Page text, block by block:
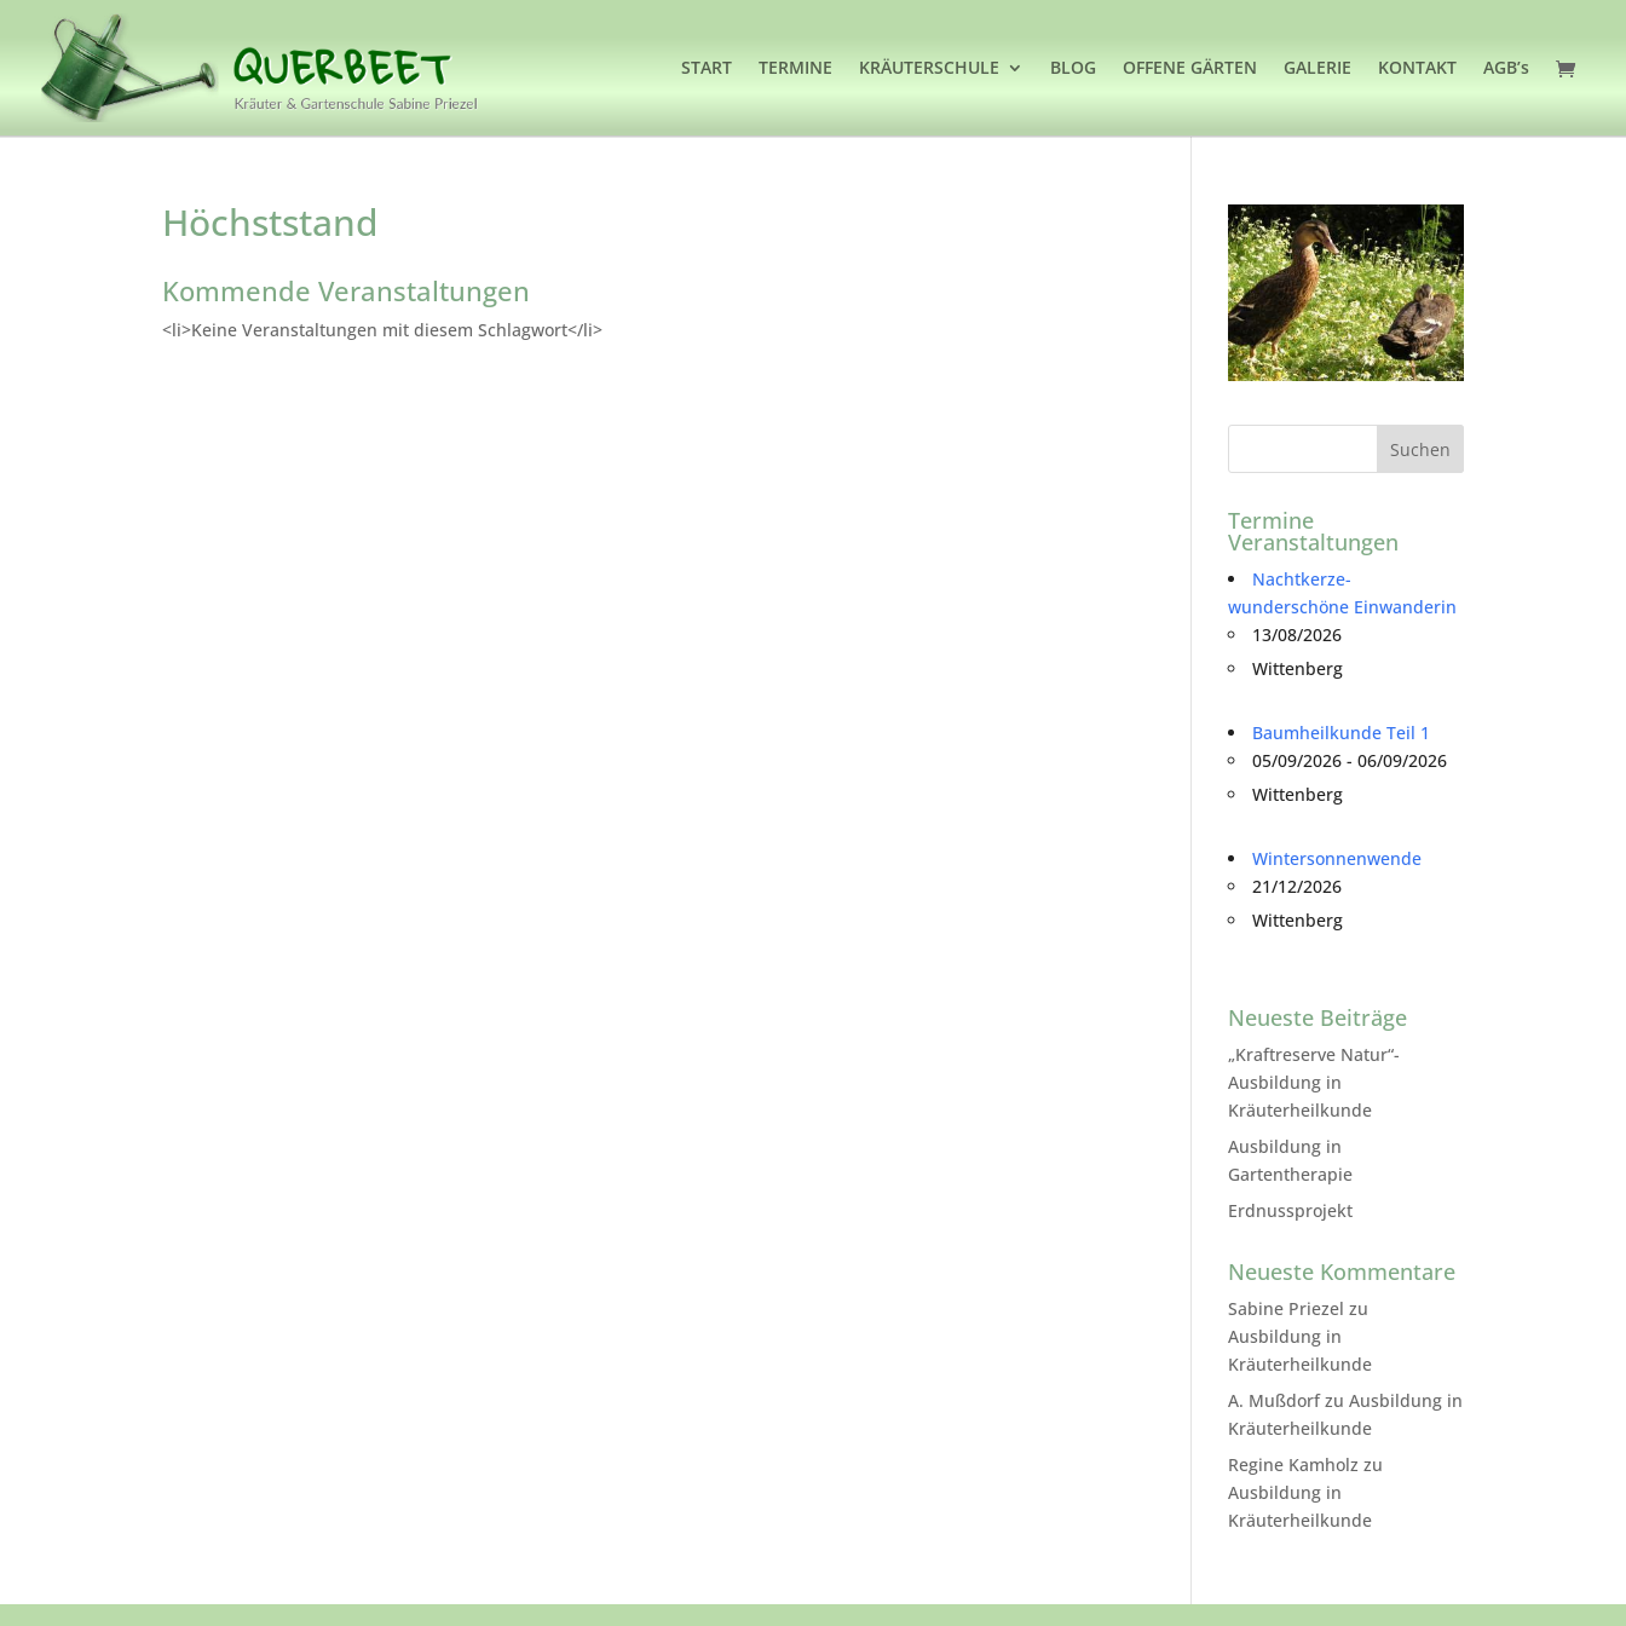
START TERMINE KRÄUTERSCHULE BLOG OFFENE GÄRTEN GALERIE KONTAKT AGB’s
Höchststand
Kommende Veranstaltungen
<li>Keine Veranstaltungen mit diesem Schlagwort</li>
Termine
Veranstaltungen
Nachtkerze-
wunderschöne Einwanderin
13/08/2026
Wittenberg
Baumheilkunde Teil 1
05/09/2026 - 06/09/2026
Wittenberg
Wintersonnenwende
21/12/2026
Wittenberg
Neueste Beiträge
„Kraftreserve Natur“-
Ausbildung in
Kräuterheilkunde
Ausbildung in
Gartentherapie
Erdnussprojekt
Neueste Kommentare
Sabine Priezel zu
Ausbildung in
Kräuterheilkunde
A. MußdorfzuAusbildung in
Kräuterheilkunde
Regine Kamholz zu
Ausbildung in
Kräuterheilkunde